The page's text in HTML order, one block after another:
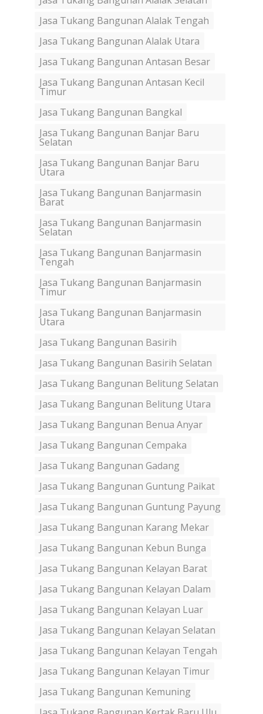
Jasa Tukang Bangunan Alalak Tengah
Jasa Tukang Bangunan Alalak Utara
Jasa Tukang Bangunan Antasan Besar
Jasa Tukang Bangunan Antasan Kecil
Timur
Jasa Tukang Bangunan Bangkal
Jasa Tukang Bangunan Banjar Baru
Selatan
Jasa Tukang Bangunan Banjar Baru
Utara
Jasa Tukang Bangunan Banjarmasin
Barat
Jasa Tukang Bangunan Banjarmasin
Selatan
Jasa Tukang Bangunan Banjarmasin
Tengah
Jasa Tukang Bangunan Banjarmasin
Timur
Jasa Tukang Bangunan Banjarmasin
Utara
Jasa Tukang Bangunan Basirih
Jasa Tukang Bangunan Basirih Selatan
Jasa Tukang Bangunan Belitung Selatan
Jasa Tukang Bangunan Belitung Utara
Jasa Tukang Bangunan Benua Anyar
Jasa Tukang Bangunan Cempaka
Jasa Tukang Bangunan Gadang
Jasa Tukang Bangunan Guntung Paikat
Jasa Tukang Bangunan Guntung Payung
Jasa Tukang Bangunan Karang Mekar
Jasa Tukang Bangunan Kebun Bunga
Jasa Tukang Bangunan Kelayan Barat
Jasa Tukang Bangunan Kelayan Dalam
Jasa Tukang Bangunan Kelayan Luar
Jasa Tukang Bangunan Kelayan Selatan
Jasa Tukang Bangunan Kelayan Tengah
Jasa Tukang Bangunan Kelayan Timur
Jasa Tukang Bangunan Kemuning